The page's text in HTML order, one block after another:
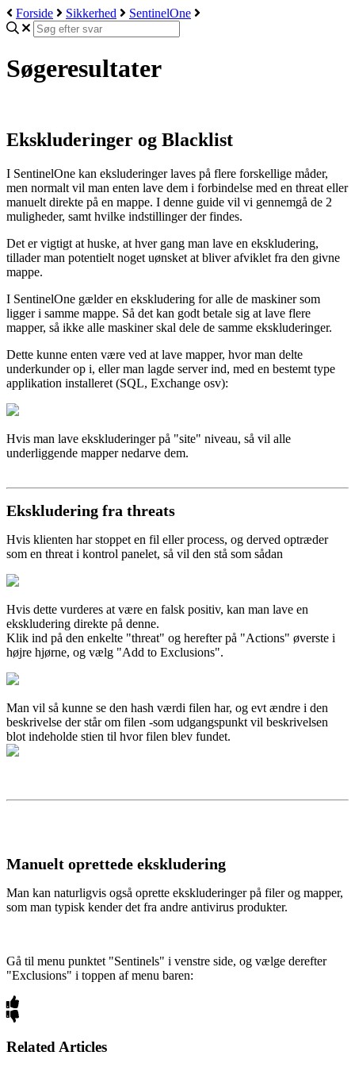
Forside Sikkerhed SentinelOne
Søgeresultater
Ekskluderinger og Blacklist
I SentinelOne kan eksluderinger laves på flere forskellige måder,
men normalt vil man enten lave dem i forbindelse med en threat eller
manuelt direkte på en mappe. I denne guide vil vi gennemgå de 2
muligheder, samt hvilke indstillinger der findes.
Det er vigtigt at huske, at hver gang man lave en ekskludering,
tillader man potentielt noget uønsket at bliver afviklet fra den givne
mappe.
I SentinelOne gælder en ekskludering for alle de maskiner som
ligger i samme mappe. Så det kan godt betale sig at lave flere
mapper, så ikke alle maskiner skal dele de samme ekskluderinger.
Dette kunne enten være ved at lave mapper, hvor man delte
underkunder op i, eller man lagde server ind, med en bestemt type
applikation installeret (SQL, Exchange osv):
Hvis man lave ekskluderinger på "site" niveau, så vil alle
underliggende mapper nedarve dem.
Ekskludering fra threats
Hvis klienten har stoppet en fil eller process, og derved optræder
som en threat i kontrol panelet, så vil den stå som sådan
Hvis dette vurderes at være en falsk positiv, kan man lave en
ekskludering direkte på denne.
Klik ind på den enkelte "threat" og herefter på "Actions" øverste i
højre hjørne, og vælg "Add to Exclusions".
Man vil så kunne se den hash værdi filen har, og evt ændre i den
beskrivelse der står om filen -som udgangspunkt vil beskrivelsen
blot indeholde stien til hvor filen blev fundet.
Manuelt oprettede ekskludering
Man kan naturligvis også oprette ekskluderinger på filer og mapper,
som man typisk kender det fra andre antivirus produkter.
Gå til menu punktet "Sentinels" i venstre side, og vælge derefter
"Exclusions" i toppen af menu baren:
Related Articles